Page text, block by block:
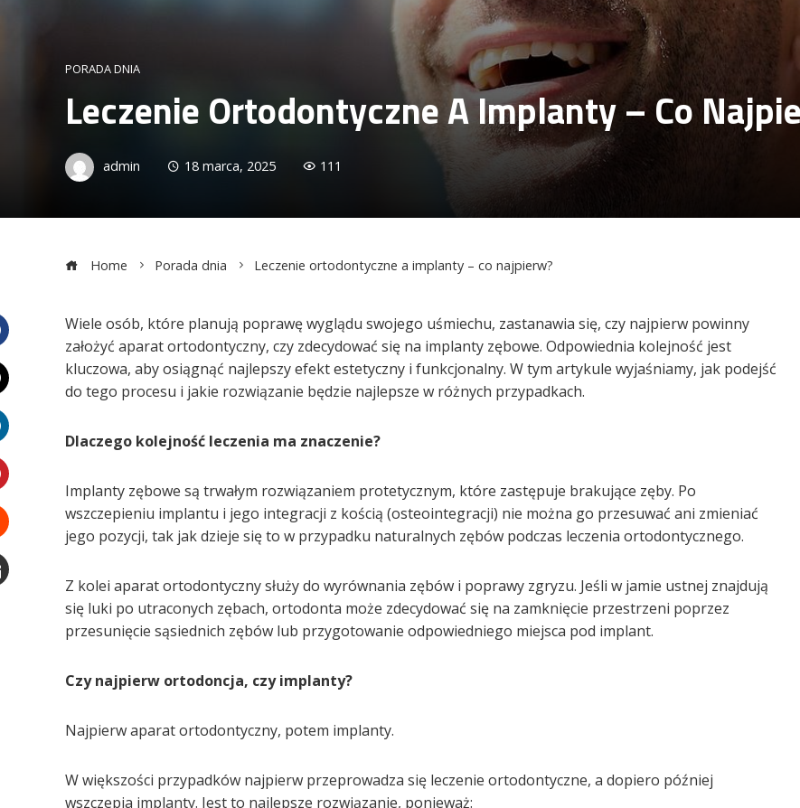
PORADA DNIA
Leczenie Ortodontyczne A Implanty – Co
admin 18 marca, 2025 111
Home Porada dnia Leczenie ortodontyczne a implanty – co najpierw?
Wiele osób, które planują poprawę wyglądu swojego uśmiechu, zastanawia się, czy najpierw powinny
założyć aparat ortodontyczny, czy zdecydować się na implanty zębowe. Odpowiednia kolejność jest
kluczowa, aby osiągnąć najlepszy efekt estetyczny i funkcjonalny. W tym artykule wyjaśniamy, jak podejść
do tego procesu i jakie rozwiązanie będzie najlepsze w różnych przypadkach.
Dlaczego kolejność leczenia ma znaczenie?
Implanty zębowe są trwałym rozwiązaniem protetycznym, które zastępuje brakujące zęby. Po
wszczepieniu implantu i jego integracji z kością (osteointegracji) nie można go przesuwać ani zmieniać
jego pozycji, tak jak dzieje się to w przypadku naturalnych zębów podczas leczenia ortodontycznego.
Z kolei aparat ortodontyczny służy do wyrównania zębów i poprawy zgryzu. Jeśli w jamie ustnej znajdują
się luki po utraconych zębach, ortodonta może zdecydować się na zamknięcie przestrzeni poprzez
przesunięcie sąsiednich zębów lub przygotowanie odpowiedniego miejsca pod implant.
Czy najpierw ortodoncja, czy implanty?
Najpierw aparat ortodontyczny, potem implanty.
W większości przypadków najpierw przeprowadza się leczenie ortodontyczne, a dopiero później
wszczepia implanty. Jest to najlepsze rozwiązanie, ponieważ: